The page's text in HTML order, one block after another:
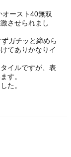
ースト40無双
させられまし
ガチッと締めら
てありかなりイ
イルですが、表
す。
た。